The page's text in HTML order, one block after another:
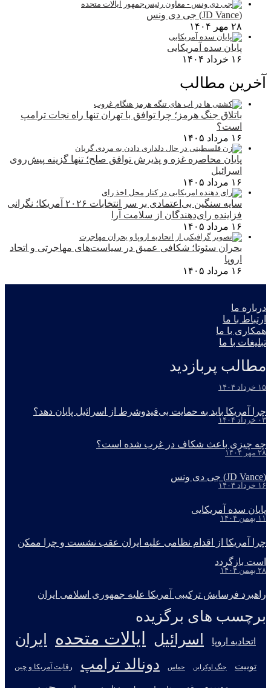
(JD Vance) جی دی ونس
۲۸ مهر ۱۴۰۴
پایان سده آمریکایی
۱۶ خرداد ۱۴۰۴
آخرین مطالب
باتلاق جنگ هرمز؛ چرا توافق با تهران تنها راه نجات ترامپ
است؟
۱۶ مرداد ۱۴۰۵
پایان محاصره غزه و پذیرش توافق صلح؛ تنها گزینه پیش‌روی
اسرائیل
۱۶ مرداد ۱۴۰۵
سایه سنگین بی‌اعتمادی بر سر انتخابات ۲۰۲۶ آمریکا؛ نگرانی
فزاینده رای‌دهندگان از سلامت آرا
۱۶ مرداد ۱۴۰۵
بحران سئوتا؛ شکافی عمیق در سیاست‌های مهاجرتی و اتحاد
اروپا
۱۶ مرداد ۱۴۰۵
درباره ما
ارتباط با ما
همکاری با ما
تبلیغات با ما
مطالب پربازدید
۱۵ خرداد ۱۴۰۴
چرا آمریکا باید به حمایت بی‌قیدوشرط از اسرائیل پایان دهد؟
۰۳ خرداد ۱۴۰۴
چه چیزی باعث شکاف در غرب شده است؟
۲۸ مهر ۱۴۰۴
(JD Vance) جی دی ونس
۱۶ خرداد ۱۴۰۴
پایان سده آمریکایی
۱۱ بهمن ۱۴۰۴
چرا آمریکا از اقدام نظامی علیه ایران عقب نشست و چرا ممکن
است بازگردد
۲۸ بهمن ۱۴۰۴
راهبرد فرسایش ترکیبی آمریکا علیه جمهوری اسلامی ایران
برچسب های برگزیده
اتحادیه اروپا اسرائیل ایالات متحده ایران
توییت جنگ اوکراین حماس دونالد ترامپ رقابت آمریکا و چین